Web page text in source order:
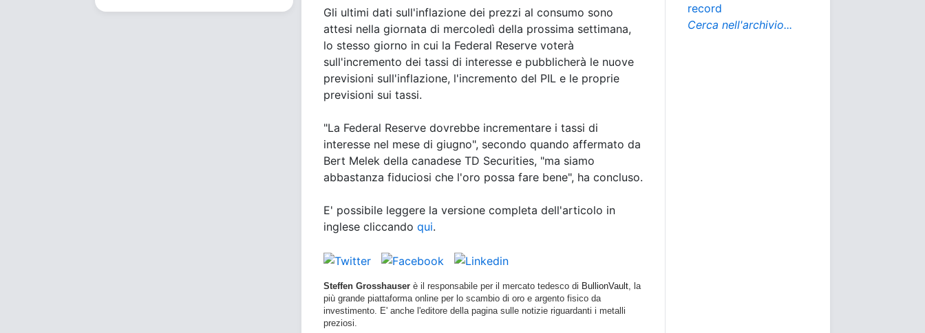
Gli ultimi dati sull'inflazione dei prezzi al consumo sono
attesi nella giornata di mercoledì della prossima settimana,
lo stesso giorno in cui la Federal Reserve voterà
sull'incremento dei tassi di interesse e pubblicherà le nuove
previsioni sull'inflazione, l'incremento del PIL e le proprie
previsioni sui tassi.
"La Federal Reserve dovrebbe incrementare i tassi di
interesse nel mese di giugno", secondo quando affermato da
Bert Melek della canadese TD Securities, "ma siamo
abbastanza fiduciosi che l'oro possa fare bene", ha concluso.
E' possibile leggere la versione completa dell'articolo in
inglese cliccando qui.
Steffen Grosshauser è il responsabile per il mercato tedesco di BullionVault , la
più grande piattaforma online per lo scambio di oro e argento fisico da
investimento. E' anche l'editore della pagina sulle notizie riguardanti i metalli
preziosi.
record
Cerca nell'archivio...